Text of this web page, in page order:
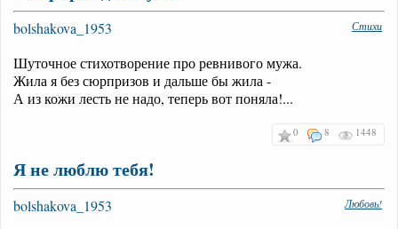
bolshakova_1953 Стихи
Шуточное стихотворение про ревнивого мужа.
Жила я без сюрпризов и дальше бы жила -
А из кожи лесть не надо, теперь вот поняла!...
0 8 1448
Я не люблю тебя!
bolshakova_1953 Любовь!